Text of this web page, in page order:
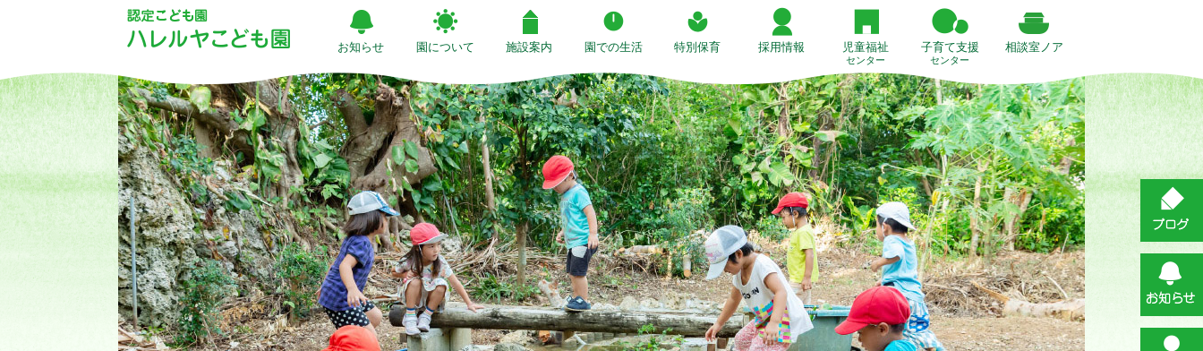
の
散
歩
（5
歳
児）
|
ハ
レ
ル
お知らせ 園について 施設案内 園での生活 特別保育 採用情報 児童福祉
センター
子育て支援
センター
相談室ノア